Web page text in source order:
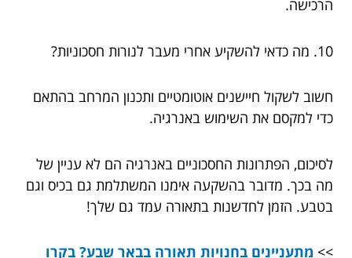
הרכישה.
10. מה כדאי להשקיע אחרי מעבר לנורות חסכוניות?
חשוב לשקול חיישנים אוטומטיים ותכנון המרחב בהתאם
כדי למקסם את השימוש באנרגיה.
לסיכום, הפתרונות החסכוניים באנרגיה הם לא עניין של
מה בכך. מדובר בהשקעה אימנו המשתלמת גם בכיס וגם
בטבע. הזמן לחדשנות בתאורה עמד גם שלך!
>> מתעניינים בחנויות תאורה בבאר שבע? בקרו